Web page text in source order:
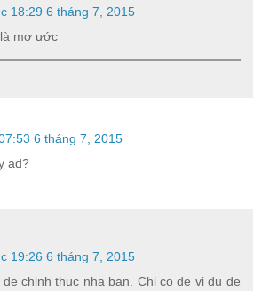
18:29 6 tháng 7, 2015
mơ ước
6 tháng 7, 2015
ad?
19:26 6 tháng 7, 2015
chinh thuc nha ban. Chi co de vi du de